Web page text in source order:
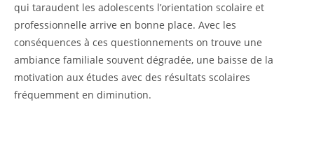
qui taraudent les adolescents l’orientation scolaire et
professionnelle arrive en bonne place. Avec les
conséquences à ces questionnements on trouve une
ambiance familiale souvent dégradée, une baisse de la
motivation aux études avec des résultats scolaires
fréquemment en diminution.